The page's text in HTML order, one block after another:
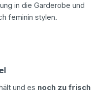
in die Garderobe und
feminin stylen.
und es noch zu frisch